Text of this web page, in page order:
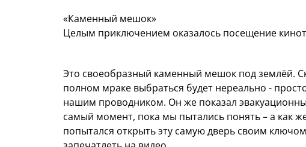
«Каменный мешок»
Целым приключением оказалось посещение
Это своеобразный каменный мешок под землёй.
полном мраке выбраться будет нереально -
нашим проводником. Он же показал
самый момент, пока мы пытались понять – а как
попытался открыть эту самую дверь своим